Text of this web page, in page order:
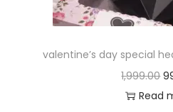
valentine’s day special
1,999.00
Read